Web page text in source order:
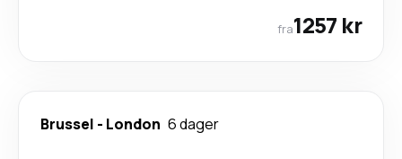
fra1257 kr
Brussel - London 6 dager